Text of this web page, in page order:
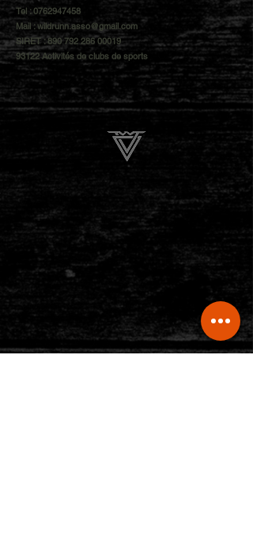
Tel :0762947458
Mail :wildrunn.asso@gmail.com
SIRET :890 792 286 00019
93122 Activités de clubs de sports